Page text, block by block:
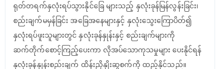
ရုတ်တရက်နှလုံးရပ်သွားနိုင်ခြေ များသည့် နှလုံးခုန်မြန်လွန်းခြင်း၊
စည်းချက်မမှန်ခြင်း အခြေအနေများနှင့် နှလုံးသွေးကြောပိတ်၍
နှလုံးရပ်ဖူးသူများတွင် နှလုံးခုန်နှုန်းနှင့် စည်းချက်များကို
ဆက်တိုက်စောင့်ကြည့်ပေးကာ လိုအပ်သောကုသမှုများ ပေးနိုင်ရန်
နှလုံးခုန်နှုန်းစည်းချက် ထိန်းညှိနှိုးဆွစက်ကို ထည့်နိုင်သည်။